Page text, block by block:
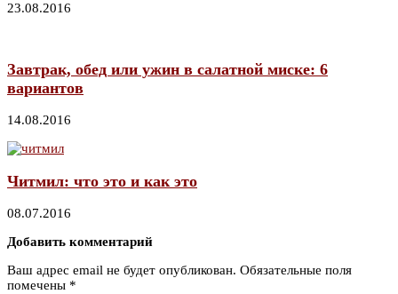
23.08.2016
Завтрак, обед или ужин в салатной миске: 6
вариантов
14.08.2016
Читмил: что это и как это
08.07.2016
Добавить комментарий
Ваш адрес email не будет опубликован. Обязательные поля
помечены *